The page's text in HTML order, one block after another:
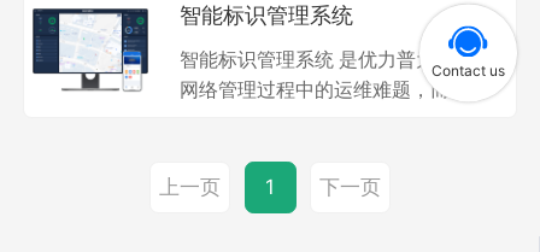
无线产品
智能标识管理系统
智能标识管理系统 是优力普为解决
网络管理过程中的运维难题，而进行
络、智能化网络的综合管理平台，能
够提供网络拓扑管理、设备管理、终
上一页 1 下一页
Contact us